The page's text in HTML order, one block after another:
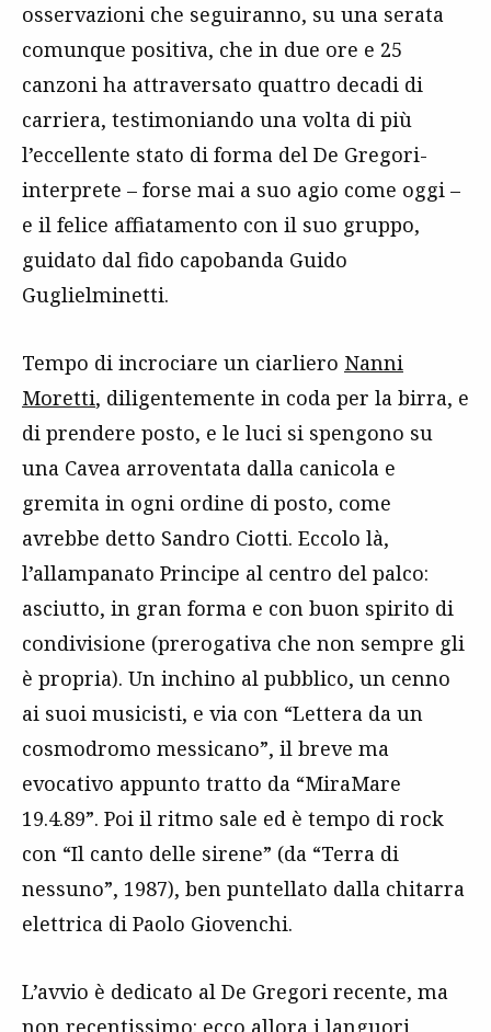
osservazioni che seguiranno, su una serata
comunque positiva, che in due ore e 25
canzoni ha attraversato quattro decadi di
carriera, testimoniando una volta di più
l’eccellente stato di forma del De Gregori-
interprete – forse mai a suo agio come oggi –
e il felice affiatamento con il suo gruppo,
guidato dal fido capobanda Guido
Guglielminetti.
Tempo di incrociare un ciarliero Nanni
Moretti, diligentemente in coda per la birra, e
di prendere posto, e le luci si spengono su
una Cavea arroventata dalla canicola e
gremita in ogni ordine di posto, come
avrebbe detto Sandro Ciotti. Eccolo là,
l’allampanato Principe al centro del palco:
asciutto, in gran forma e con buon spirito di
condivisione (prerogativa che non sempre gli
è propria). Un inchino al pubblico, un cenno
ai suoi musicisti, e via con “Lettera da un
cosmodromo messicano”, il breve ma
evocativo appunto tratto da “MiraMare
19.4.89”. Poi il ritmo sale ed è tempo di rock
con “Il canto delle sirene” (da “Terra di
nessuno”, 1987), ben puntellato dalla chitarra
elettrica di Paolo Giovenchi.
L’avvio è dedicato al De Gregori recente, ma